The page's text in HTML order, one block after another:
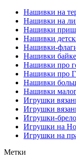
Нашивки на
Нашивки на
Нашивки
Нашивки
Нашивки-
Нашивки
Нашивки про
Нашивки про
Нашивки
Нашивки
Игрушки
Игрушки
Игрушки-
Игрушки на
Игрушки на
Метки